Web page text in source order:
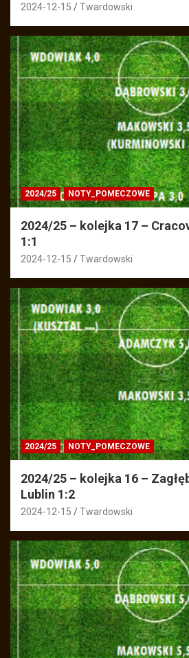
2024-12-15 Twardowski
2024/25 NOTY_POMECZOWE
2024/25 – kolejka 17 –
1:1
2024-12-15 Twardowski
2024/25 NOTY_POMECZOWE
2024/25 – kolejka 16 –
Lublin 1:2
2024-12-15 Twardowski